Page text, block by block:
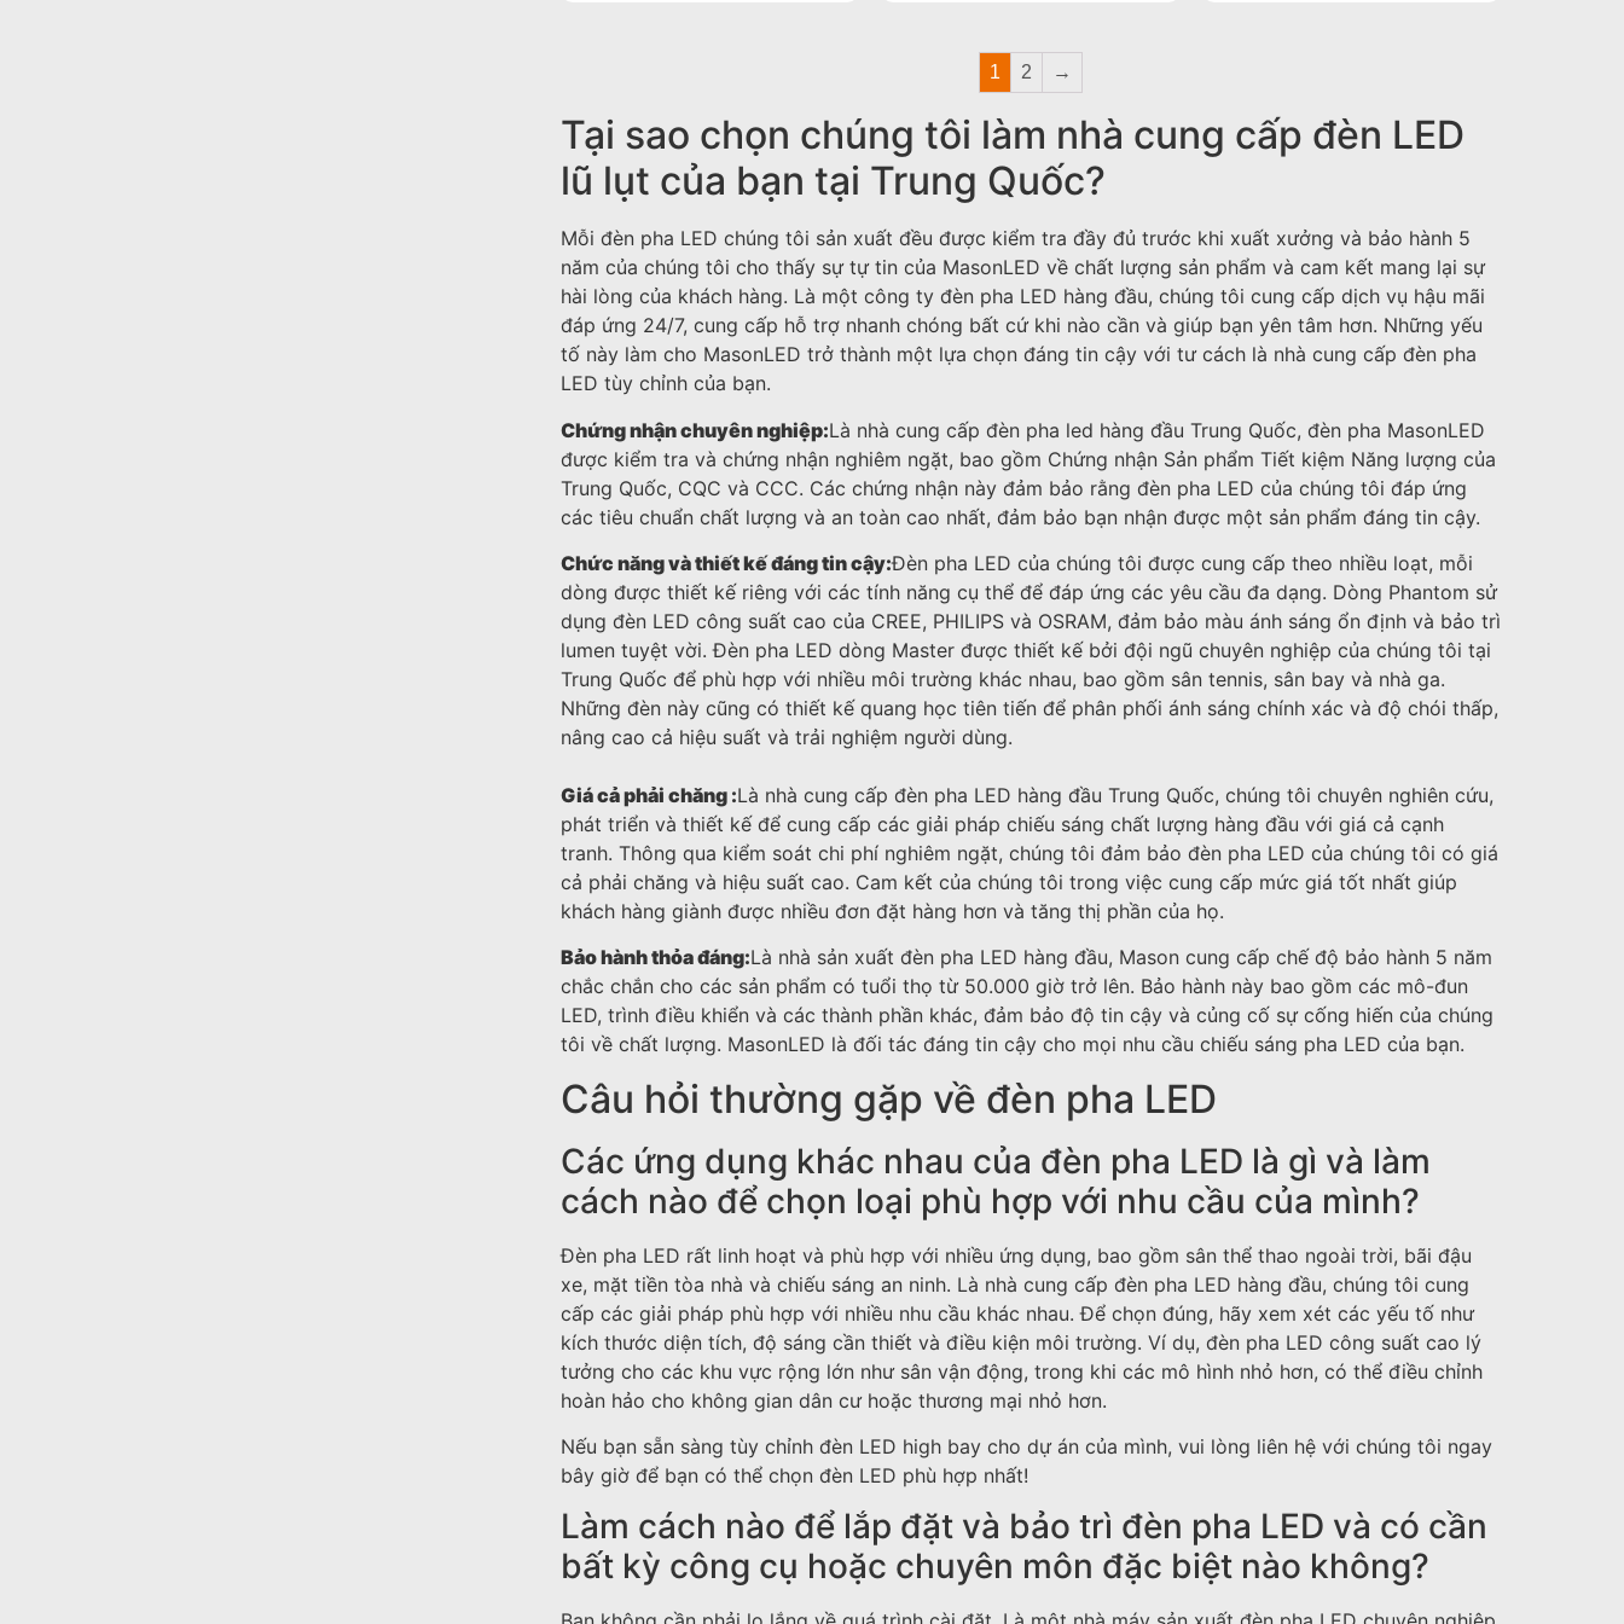
1 2 →
Tại sao chọn chúng tôi làm nhà cung cấp đèn LED
lũ lụt của bạn tại Trung Quốc?
Mỗi đèn pha LED chúng tôi sản xuất đều được kiểm tra đầy đủ trước khi xuất xưởng và bảo hành 5
năm của chúng tôi cho thấy sự tự tin của MasonLED về chất lượng sản phẩm và cam kết mang lại sự
hài lòng của khách hàng. Là một công ty đèn pha LED hàng đầu, chúng tôi cung cấp dịch vụ hậu mãi
đáp ứng 24/7, cung cấp hỗ trợ nhanh chóng bất cứ khi nào cần và giúp bạn yên tâm hơn. Những yếu
tố này làm cho MasonLED trở thành một lựa chọn đáng tin cậy với tư cách là nhà cung cấp đèn pha
LED tùy chỉnh của bạn.
Chứng nhận chuyên nghiệp:Là nhà cung cấp đèn pha led hàng đầu Trung Quốc, đèn pha MasonLED
được kiểm tra và chứng nhận nghiêm ngặt, bao gồm Chứng nhận Sản phẩm Tiết kiệm Năng lượng của
Trung Quốc, CQC và CCC. Các chứng nhận này đảm bảo rằng đèn pha LED của chúng tôi đáp ứng
các tiêu chuẩn chất lượng và an toàn cao nhất, đảm bảo bạn nhận được một sản phẩm đáng tin cậy.
Chức năng và thiết kế đáng tin cậy:Đèn pha LED của chúng tôi được cung cấp theo nhiều loạt, mỗi
dòng được thiết kế riêng với các tính năng cụ thể để đáp ứng các yêu cầu đa dạng. Dòng Phantom sử
dụng đèn LED công suất cao của CREE, PHILIPS và OSRAM, đảm bảo màu ánh sáng ổn định và bảo trì
lumen tuyệt vời. Đèn pha LED dòng Master được thiết kế bởi đội ngũ chuyên nghiệp của chúng tôi tại
Trung Quốc để phù hợp với nhiều môi trường khác nhau, bao gồm sân tennis, sân bay và nhà ga.
Những đèn này cũng có thiết kế quang học tiên tiến để phân phối ánh sáng chính xác và độ chói thấp,
nâng cao cả hiệu suất và trải nghiệm người dùng.
Giá cả phải chăng :Là nhà cung cấp đèn pha LED hàng đầu Trung Quốc, chúng tôi chuyên nghiên cứu,
phát triển và thiết kế để cung cấp các giải pháp chiếu sáng chất lượng hàng đầu với giá cả cạnh
tranh. Thông qua kiểm soát chi phí nghiêm ngặt, chúng tôi đảm bảo đèn pha LED của chúng tôi có giá
cả phải chăng và hiệu suất cao. Cam kết của chúng tôi trong việc cung cấp mức giá tốt nhất giúp
khách hàng giành được nhiều đơn đặt hàng hơn và tăng thị phần của họ.
Bảo hành thỏa đáng:Là nhà sản xuất đèn pha LED hàng đầu, Mason cung cấp chế độ bảo hành 5 năm
chắc chắn cho các sản phẩm có tuổi thọ từ 50.000 giờ trở lên. Bảo hành này bao gồm các mô-đun
LED, trình điều khiển và các thành phần khác, đảm bảo độ tin cậy và củng cố sự cống hiến của chúng
tôi về chất lượng. MasonLED là đối tác đáng tin cậy cho mọi nhu cầu chiếu sáng pha LED của bạn.
Câu hỏi thường gặp về đèn pha LED
Các ứng dụng khác nhau của đèn pha LED là gì và làm
cách nào để chọn loại phù hợp với nhu cầu của mình?
Đèn pha LED rất linh hoạt và phù hợp với nhiều ứng dụng, bao gồm sân thể thao ngoài trời, bãi đậu
xe, mặt tiền tòa nhà và chiếu sáng an ninh. Là nhà cung cấp đèn pha LED hàng đầu, chúng tôi cung
cấp các giải pháp phù hợp với nhiều nhu cầu khác nhau. Để chọn đúng, hãy xem xét các yếu tố như
kích thước diện tích, độ sáng cần thiết và điều kiện môi trường. Ví dụ, đèn pha LED công suất cao lý
tưởng cho các khu vực rộng lớn như sân vận động, trong khi các mô hình nhỏ hơn, có thể điều chỉnh
hoàn hảo cho không gian dân cư hoặc thương mại nhỏ hơn.
Nếu bạn sẵn sàng tùy chỉnh đèn LED high bay cho dự án của mình, vui lòng liên hệ với chúng tôi ngay
bây giờ để bạn có thể chọn đèn LED phù hợp nhất!
Làm cách nào để lắp đặt và bảo trì đèn pha LED và có cần
bất kỳ công cụ hoặc chuyên môn đặc biệt nào không?